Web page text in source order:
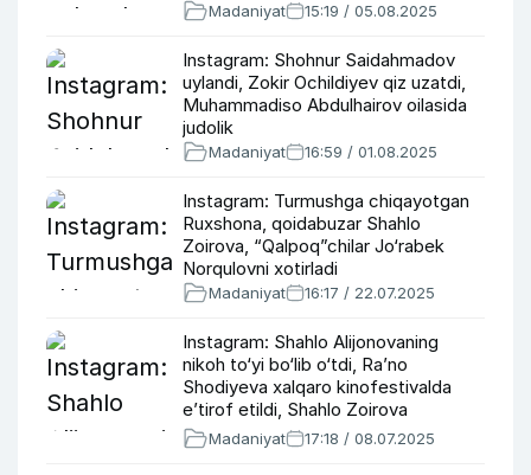
Madaniyat 15:19 / 05.08.2025
Instagram: Shohnur Saidahmadov
uylandi, Zokir Ochildiyev qiz uzatdi,
Muhammadiso Abdulhairov oilasida
judolik
Madaniyat 16:59 / 01.08.2025
Instagram: Turmushga chiqayotgan
Ruxshona, qoidabuzar Shahlo
Zoirova, “Qalpoq”chilar Jo‘rabek
Norqulovni xotirladi
Madaniyat 16:17 / 22.07.2025
Instagram: Shahlo Alijonovaning
nikoh to‘yi bo‘lib o‘tdi, Ra’no
Shodiyeva xalqaro kinofestivalda
e’tirof etildi, Shahlo Zoirova
mashinasini urib oldi
Madaniyat 17:18 / 08.07.2025